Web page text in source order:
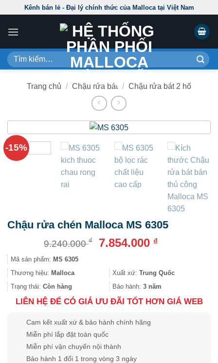
content
Kênh bán lẻ - Đại lý chính thức của Malloca tại Việt Nam
Tìm
kiếm:
Trang chủ / Chậu rửa bát / Chậu rửa bát 2 hố
-15%
Chậu rửa chén Malloca MS 6305
9.240.000₫
Giá
9.240.000 ₫.
7.854.000 ₫Giá
là:
7.854.000 ₫.
Mã sản phẩm: MS 6305
Thương hiệu: Malloca Xuất xứ: Trung Quốc
Trạng thái: Còn hàng Bảo hành: 3 năm
LIÊN HỆ ĐỂ CÓ GIÁ ƯU ĐÃI TỐT HƠN GIÁ WEB
Cam kết xuất xứ & bảo hành chính hãng
Miễn phí lắp đặt toàn quốc
Miễn phí vận chuyển nội thành
Bảo hành 1 đổi 1 trong vòng 3 ngày